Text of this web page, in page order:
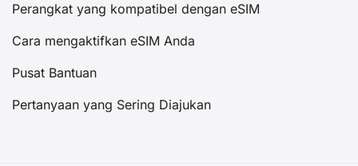
Perangkat yang kompatibel dengan eSIM
Cara mengaktifkan eSIM Anda
Pusat Bantuan
Pertanyaan yang Sering Diajukan